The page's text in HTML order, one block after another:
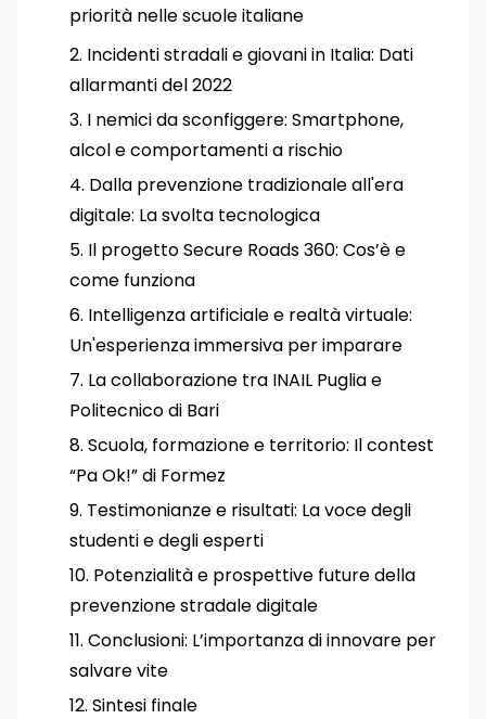
priorità nelle scuole italiane
Incidenti stradali e giovani in Italia: Dati
allarmanti del 2022
I nemici da sconfiggere: Smartphone,
alcol e comportamenti a rischio
Dalla prevenzione tradizionale all'era
digitale: La svolta tecnologica
Il progetto Secure Roads 360: Cos’è e
come funziona
Intelligenza artificiale e realtà virtuale:
Un'esperienza immersiva per imparare
La collaborazione tra INAIL Puglia e
Politecnico di Bari
Scuola, formazione e territorio: Il contest
“Pa Ok!” di Formez
Testimonianze e risultati: La voce degli
studenti e degli esperti
Potenzialità e prospettive future della
prevenzione stradale digitale
Conclusioni: L’importanza di innovare per
salvare vite
Sintesi finale